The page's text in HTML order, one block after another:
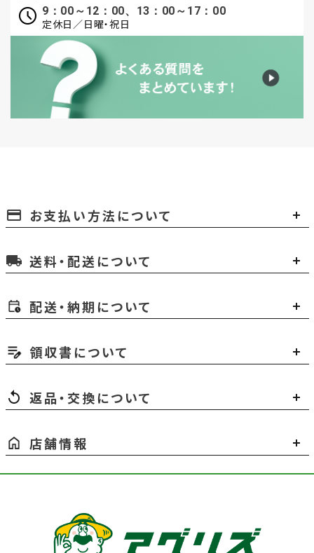
9：00～12：00、13：00～17：00
定休日／日曜・祝日
payment お支払い方法について
local_shipping 送料・配送について
配送・納期について
領収書について
返品・交換について
店舗情報